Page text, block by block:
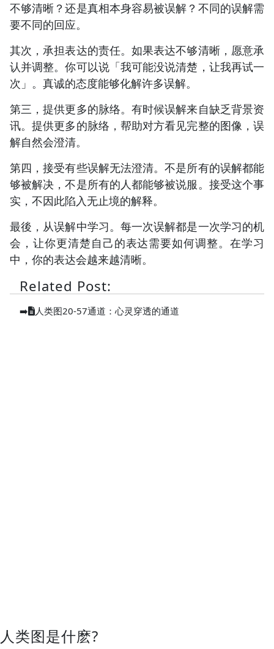
不够清晰？还是真相本身容易被误解？不同的误解需
要不同的回应。
其次，承担表达的责任。如果表达不够清晰，愿意承
认并调整。你可以说「我可能没说清楚，让我再试一
次」。真诚的态度能够化解许多误解。
第三，提供更多的脉络。有时候误解来自缺乏背景资
讯。提供更多的脉络，帮助对方看见完整的图像，误
解自然会澄清。
第四，接受有些误解无法澄清。不是所有的误解都能
够被解决，不是所有的人都能够被说服。接受这个事
实，不因此陷入无止境的解释。
最後，从误解中学习。每一次误解都是一次学习的机
会，让你更清楚自己的表达需要如何调整。在学习
中，你的表达会越来越清晰。
Related Post:
➡️ 人类图20-57通道：心灵穿透的通道
人类图是什麽?